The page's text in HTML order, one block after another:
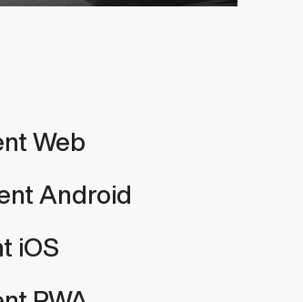
Web
Android
iOS